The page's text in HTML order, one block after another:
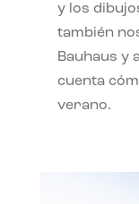
y los
también
Bauhaus y
cuenta
verano.